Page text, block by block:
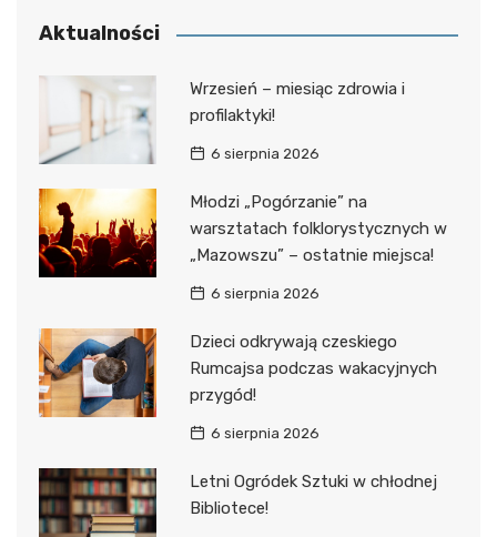
Aktualności
Wrzesień – miesiąc zdrowia i
profilaktyki!
6 sierpnia 2026
Młodzi „Pogórzanie” na
warsztatach folklorystycznych w
„Mazowszu” – ostatnie miejsca!
6 sierpnia 2026
Dzieci odkrywają czeskiego
Rumcajsa podczas wakacyjnych
przygód!
6 sierpnia 2026
Letni Ogródek Sztuki w chłodnej
Bibliotece!